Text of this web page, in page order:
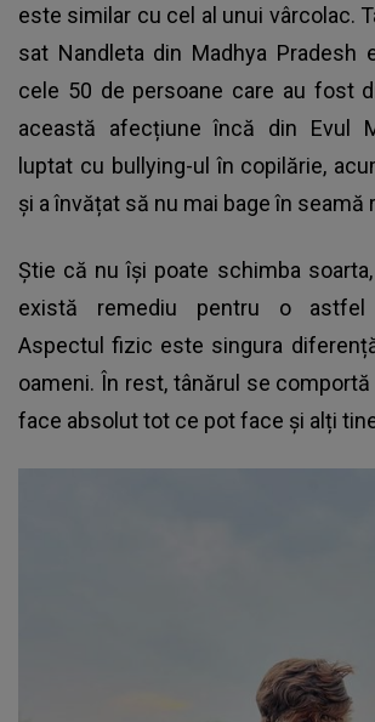
este similar cu cel al unui vârcolac.
sat Nandleta din Madhya Pradesh
cele 50 de persoane care au fost
această afecțiune încă din Evul
luptat cu bullying-ul în copilărie,
și a învățat să nu mai bage în seamă
Știe că nu își poate schimba
există remediu pentru o astfel
Aspectul fizic este singura
oameni. În rest, tânărul se
face absolut tot ce pot face și alți